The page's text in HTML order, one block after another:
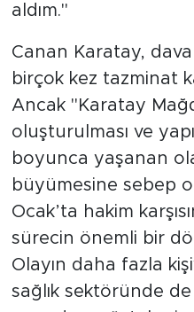
aldım."
Canan Karatay,
birçok kez tazminat
Ancak "Karatay
oluşturulması ve
boyunca yaşanan
büyümesine sebep
Ocak’ta hakim
sürecin önemli bir
Olayın daha fazla
sağlık sektöründe